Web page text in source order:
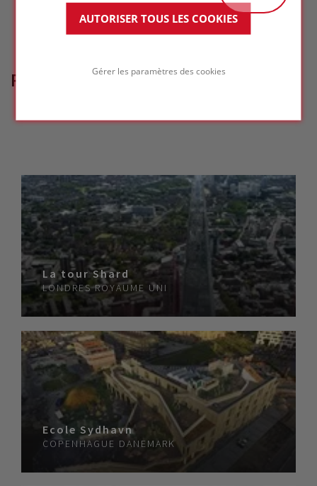
AUTORISER TOUS LES COOKIES
Gérer les paramètres des cookies
RÉFÉRENCES LIÉES
La tour Shard
LONDRES ROYAUME UNI
Ecole Sydhavn
COPENHAGUE DANEMARK